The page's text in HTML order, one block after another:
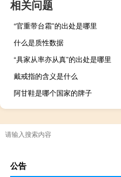
相关问题
“官重带台霜”的出处是哪里
什么是质性数据
“具家从率亦从真”的出处是哪里
戴戒指的含义是什么
阿甘鞋是哪个国家的牌子
公告